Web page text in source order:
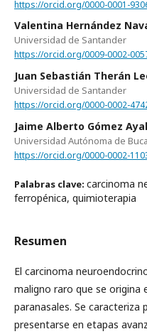
https://orcid.org/0000-0001-
Valentina Hernández
Universidad de Santander
https://orcid.org/0009-0002-
Juan Sebastián Therán
Universidad de Santander
https://orcid.org/0000-0002-
Jaime Alberto Gómez
Universidad Autónoma de
https://orcid.org/0000-0002-
Palabras clave: carcinoma
ferropénica, quimioterapia
Resumen
El carcinoma
maligno raro que se origina
paranasales. Se caracteriza
presentarse en etapas